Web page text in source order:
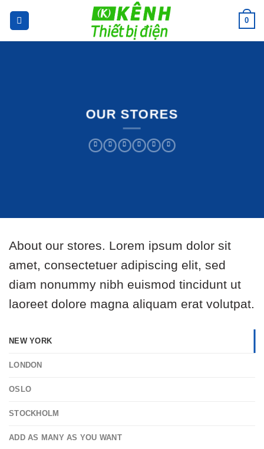
0
OUR STORES
About our stores. Lorem ipsum dolor sit
amet, consectetuer adipiscing elit, sed
diam nonummy nibh euismod tincidunt ut
laoreet dolore magna aliquam erat volutpat.
NEW YORK
LONDON
OSLO
STOCKHOLM
ADD AS MANY AS YOU WANT